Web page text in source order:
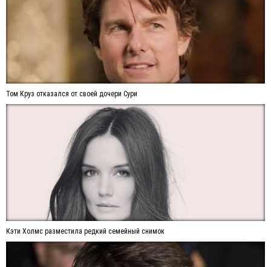
Том Круз отказался от своей дочери Сури
Кэти Холмс разместила редкий семейный снимок